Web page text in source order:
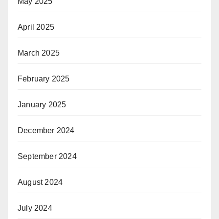
April 2025
March 2025
February 2025
January 2025
December 2024
September 2024
August 2024
July 2024